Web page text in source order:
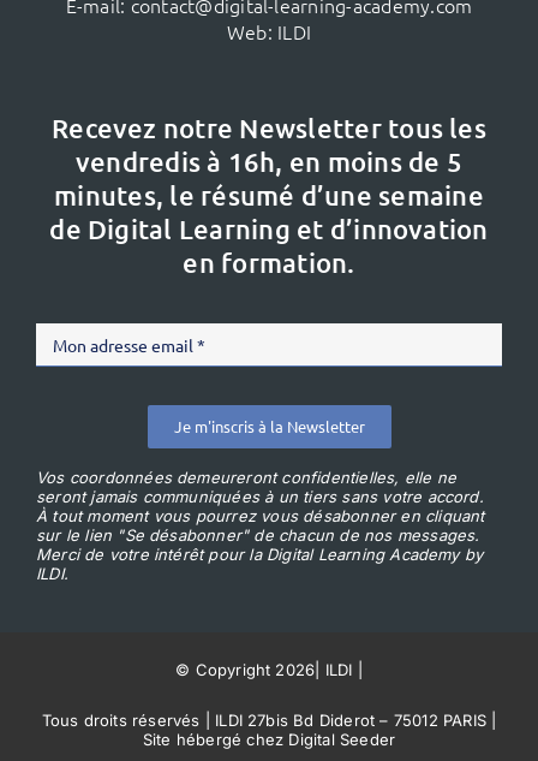
Web: ILDI
Recevez notre Newsletter tous les
vendredis à 16h, en moins de 5
minutes, le résumé d’une semaine
de Digital Learning et d’innovation
en formation.
Je m'inscris à la Newsletter
Vos coordonnées demeureront confidentielles, elle ne
seront jamais communiquées à un tiers sans votre accord.
À tout moment vous pourrez vous désabonner en cliquant
sur le lien "Se désabonner" de chacun de nos messages.
Merci de votre intérêt pour la Digital Learning Academy by
ILDI.
© Copyright 2026 ILDI
Tous droits réservés | ILDI 27bis Bd Diderot – 75012 PARIS |
Site hébergé chez Digital Seeder